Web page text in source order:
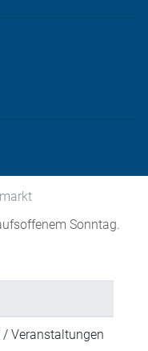
Sonntag.
/ Veranstaltungen